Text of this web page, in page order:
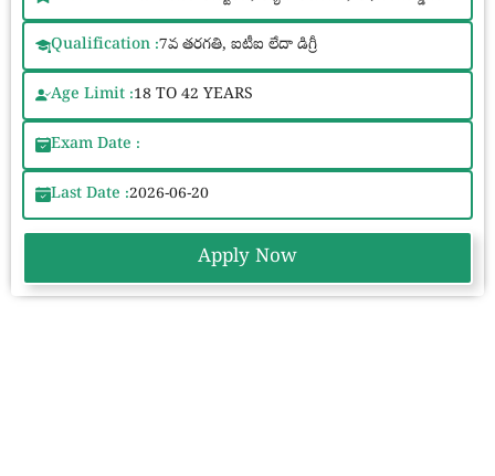
Qualification :7వ తరగతి, ఐటీఐ లేదా డిగ్రీ
Age Limit :18 TO 42 YEARS
Exam Date :
Last Date :2026-06-20
Apply Now